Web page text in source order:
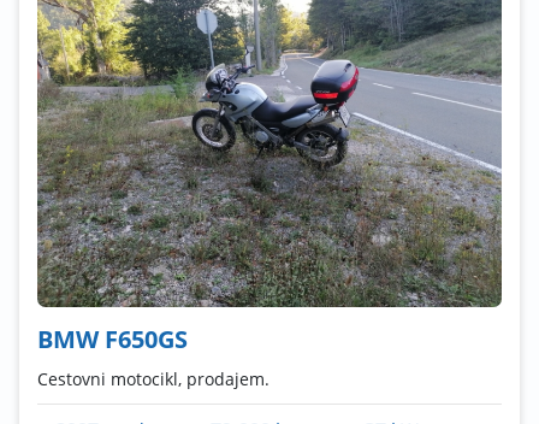
BMW F650GS
Cestovni motocikl, prodajem.